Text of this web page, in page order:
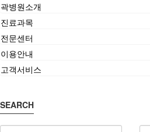
곽병원소개
진료과목
전문센터
이용안내
고객서비스
SEARCH